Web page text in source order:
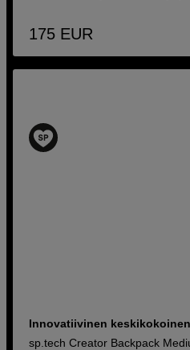
175 EUR
Innovatiivinen
sp.tech Creator Backpack